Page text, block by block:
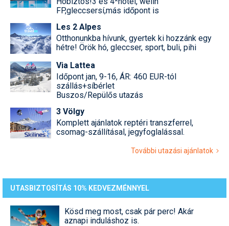
FP,gleccsersí,más időpont is
Les 2 Alpes
Otthonunkba hívunk, gyertek ki hozzánk egy
hétre! Örök hó, gleccser, sport, buli, pihi
Via Lattea
Időpont jan, 9-16, ÁR: 460 EUR-tól
szállás+síbérlet
Buszos/Repülős utazás
3 Völgy
Komplett ajánlatok reptéri transzferrel,
csomag-szállításal, jegyfoglalással.
További utazási ajánlatok
UTASBIZTOSÍTÁS 10% KEDVEZMÉNNYEL
Kösd meg most, csak pár perc! Akár
aznapi induláshoz is.